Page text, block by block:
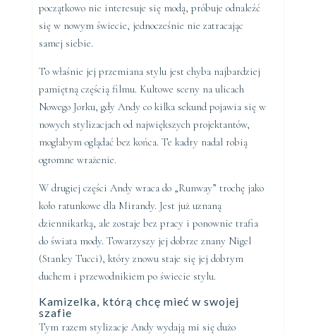
początkowo nie interesuje się modą, próbuje odnaleźć
się w nowym świecie, jednocześnie nie zatracając
samej siebie.
To właśnie jej przemiana stylu jest chyba najbardziej
pamiętną częścią filmu. Kultowe sceny na ulicach
Nowego Jorku, gdy Andy co kilka sekund pojawia się w
nowych stylizacjach od największych projektantów,
mogłabym oglądać bez końca. Te kadry nadal robią
ogromne wrażenie.
W drugiej części Andy wraca do „Runway” trochę jako
koło ratunkowe dla Mirandy. Jest już uznaną
dziennikarką, ale zostaje bez pracy i ponownie trafia
do świata mody. Towarzyszy jej dobrze znany Nigel
(Stanley Tucci), który znowu staje się jej dobrym
duchem i przewodnikiem po świecie stylu.
Kamizelka, którą chcę mieć w swojej
szafie
Tym razem stylizacje Andy wydają mi się dużo